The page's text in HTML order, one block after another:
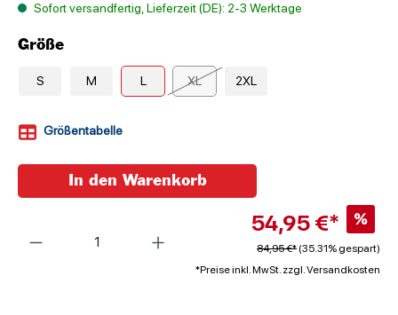
Sofort versandfertig, Lieferzeit (DE): 2-3 Werktage
Größe
S M L XL 2XL
Größentabelle
54,95 €* %
84,95 €* (35.31% gespart)
*Preise inkl. MwSt. zzgl. Versandkosten
In den Warenkorb